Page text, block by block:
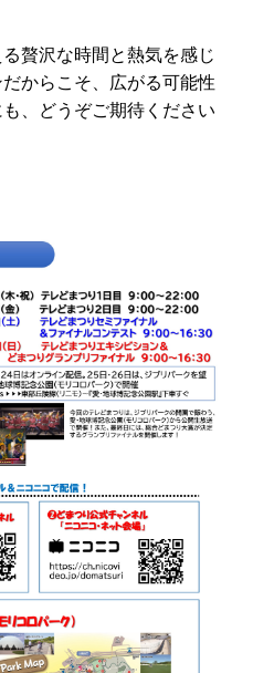
贅沢な時間と熱気を感じ
からこそ、広がる可能性
、どうぞご期待ください